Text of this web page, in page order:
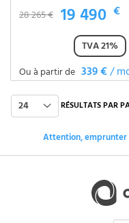
28 265 € 19 490 €
TVA 21%
Ou à partir de 339 €/
24 RÉSULTATS PAR
Attention, emprunter